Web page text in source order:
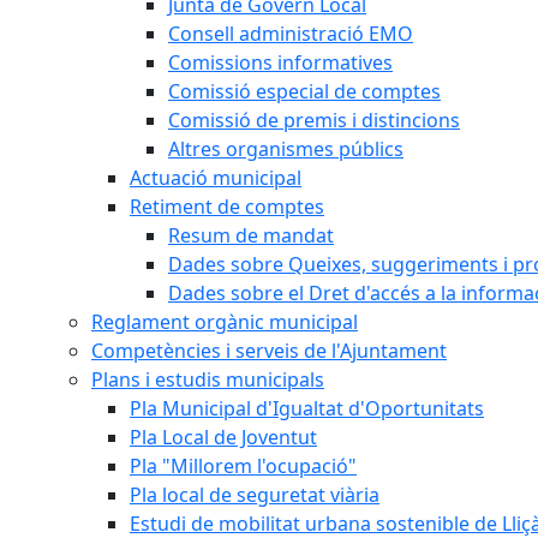
Consell administració EMO
Comissions informatives
Comissió especial de comptes
Comissió de premis i distincions
Altres organismes públics
Actuació municipal
Retiment de comptes
Resum de mandat
Dades sobre Queixes, suggeriments i
Dades sobre el Dret d'accés a la
Reglament orgànic municipal
Competències i serveis de l'Ajuntament
Plans i estudis municipals
Pla Municipal d'Igualtat d'Oportunitats
Pla Local de Joventut
Pla "Millorem l'ocupació"
Pla local de seguretat viària
Estudi de mobilitat urbana sostenible de